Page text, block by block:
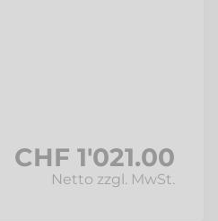
CHF 1'021.00
Netto zzgl. MwSt.